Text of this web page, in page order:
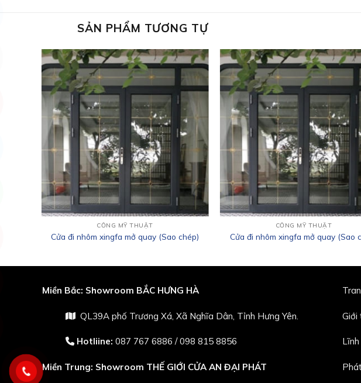
SẢN PHẨM TƯƠNG TỰ
Add to wishlist
CỔNG MỸ THUẬT
Cửa đi nhôm xingfa mở quay (Sao chép)
Add to
CỔNG MỸ THUẬT
Cửa đi nhôm xingfa mở quay (Sao
Miền Bắc: Showroom BẮC HƯNG HÀ
QL39A phố Trương Xá, Xã Nghĩa Dân, Tỉnh Hưng Yên.
Hotliine: 087 767 6886 /098 815 8856
Miền Trung: Showroom THẾ GIỚI CỬA AN ĐẠI PHÁT
Giới